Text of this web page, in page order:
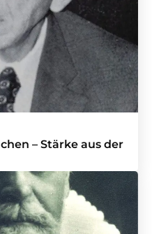
– Stärke aus der